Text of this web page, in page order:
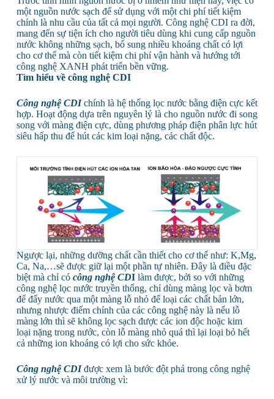
một nguồn nước sạch để sử dụng với một chi phí tiết kiệm
chính là nhu cầu của tất cả mọi người. Công nghệ CDI ra đời,
mang đến sự tiện ích cho người tiêu dùng khi cung cấp nguồn
nước không những sạch, bổ sung nhiều khoáng chất có lợi
cho cơ thể mà còn tiết kiệm chi phí vận hành và hướng tới
công nghệ XANH phát triển bền vững.
Tìm hiểu về công nghệ CDI
Công nghệ CDIchính là hệ thống lọc nước bằng điện cực kết
hợp. Hoạt động dựa trên nguyên lý là cho nguồn nước đi song
song với màng điện cực, dùng phương pháp điện phân lực hút
siêu hấp thu để hút các kim loại nặng, các chất độc.
Ngược lại, những dưỡng chất cần thiết cho cơ thể như: K,Mg,
Ca, Na,…sẽ được giữ lại một phần tự nhiên. Đây là điều đặc
biệt mà chỉ có công nghệ CDI làm được, bởi so với những
công nghệ lọc nước truyền thống, chỉ dùng màng lọc và bơm
để đẩy nước qua một màng lỗ nhỏ để loại các chất bản lớn,
nhưng nhược điểm chính của các công nghệ này là nếu lỗ
màng lớn thì sẽ không lọc sạch được các ion độc hoặc kim
loại nặng trong nước, còn lỗ màng nhỏ quá thì lại loại bỏ hết
cả những ion khoáng có lợi cho sức khỏe.
Công nghệ CDIđược xem là bước đột phá trong công nghệ
xử lý nước và môi trường vì: